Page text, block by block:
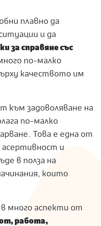
плавно да
и да
за справяне със
по-малко
качеството им
към задоволяване на
по-малко
Това е една от
и
в полза на
които
в много аспекти от
работа,